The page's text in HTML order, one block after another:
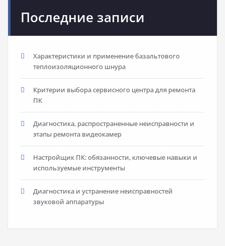
Последние записи
Характеристики и применение базальтового
теплоизоляционного шнура
Критерии выбора сервисного центра для ремонта
ПК
Диагностика, распространенные неисправности и
этапы ремонта видеокамер
Настройщик ПК: обязанности, ключевые навыки и
используемые инструменты
Диагностика и устранение неисправностей
звуковой аппаратуры